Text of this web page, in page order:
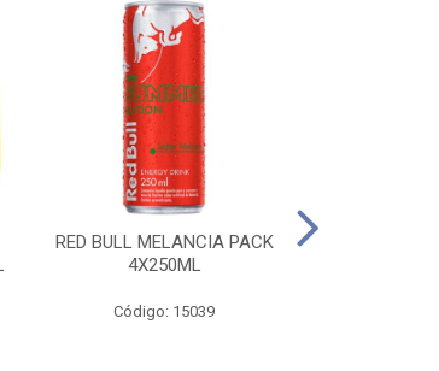
RED BULL MELANCIA PACK
4X250ML
Código: 15039